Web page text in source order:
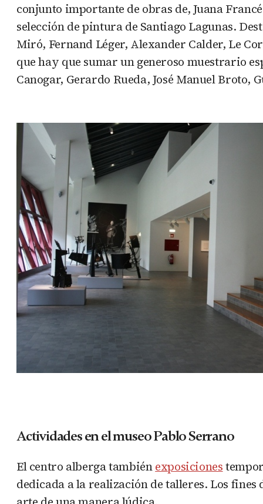
conjunto importante de obras de, Juana
selección de pintura de Santiago Lagunas.
Miró, Fernand Léger, Alexander Calder, Le
que hay que sumar un generoso muestrario
Canogar, Gerardo Rueda, José Manuel
Actividades en el museo Pablo Serrano
El centro alberga tambiénexposiciones
dedicada a la realización de talleres. Los